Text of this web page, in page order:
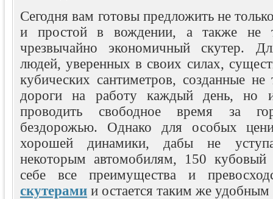
Сегодня вам готовы предложить не
и простой в вождении, а также не
чрезвычайно экономичный скутер.
людей, уверенных в своих силах,
кубических сантиметров, созданные
дороги на работу каждый день, но
проводить свободное время за
бездорожью. Однако для особых
хорошей динамики, дабы не
некоторым автомобилям, 150 кубовый
себе все преимущества и
скутерами и остается таким же